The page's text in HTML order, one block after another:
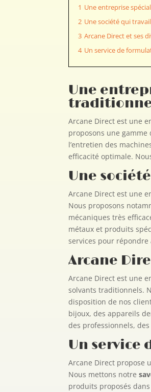
1 Une entreprise
2 Une société qui
3 Arcane Direct et ses
4 Un service de
Une
Arcane Direct est une
proposons une
l’entretien des
efficacité optimale.
Une
Arcane Direct est une
Nous proposons
mécaniques très
métaux et produits
services pour
Arcane
Arcane Direct est une
solvants traditionnels.
disposition de nos
bijoux, des appareils
des professionnels,
Un service
Arcane Direct propose
Nous mettons notre
produits proposés